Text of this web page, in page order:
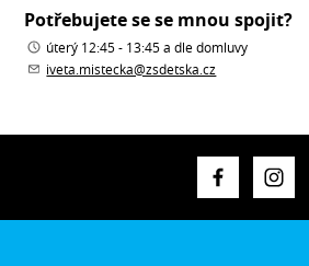
Potřebujete se se mnou spojit?
úterý 12:45 - 13:45 a dle domluvy
iveta.mistecka@zsdetska.cz